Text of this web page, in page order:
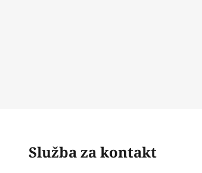
Služba za kontakt